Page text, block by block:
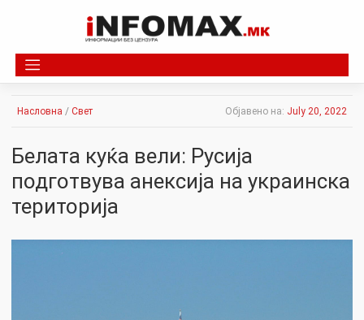
Насловна / Свет Објавено на: July 20, 2022
Белата куќа вели: Русија
подготвува анексија на украинска
територија